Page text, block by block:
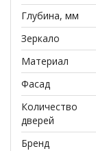
Глубина, мм
Зеркало
Материал
Фасад
Количество
дверей
Бренд